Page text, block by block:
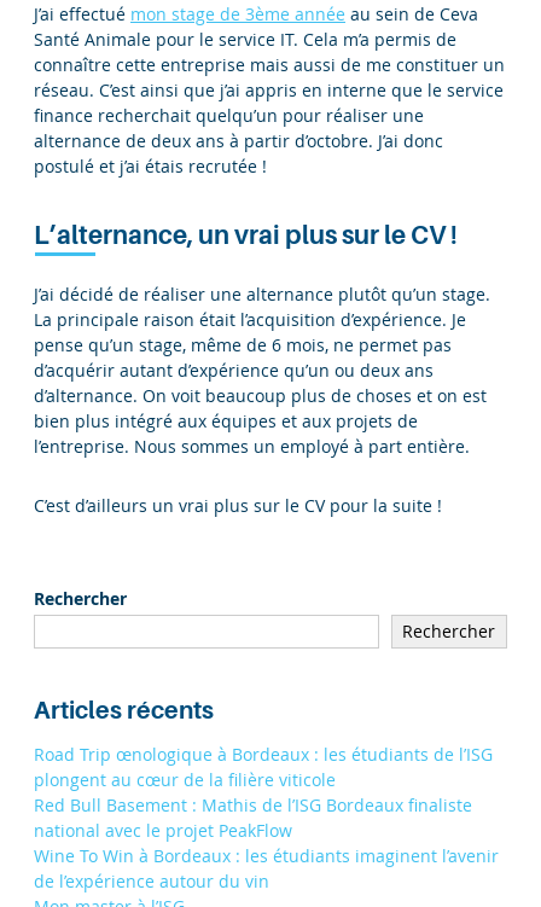
J’ai effectué mon stage de 3ème année au sein de Ceva
Santé Animale pour le service IT. Cela m’a permis de
connaître cette entreprise mais aussi de me constituer un
réseau. C’est ainsi que j’ai appris en interne que le service
finance recherchait quelqu’un pour réaliser une
alternance de deux ans à partir d’octobre. J’ai donc
postulé et j’ai étais recrutée !
L’alternance, un vrai plus sur le CV !
J’ai décidé de réaliser une alternance plutôt qu’un stage.
La principale raison était l’acquisition d’expérience. Je
pense qu’un stage, même de 6 mois, ne permet pas
d’acquérir autant d’expérience qu’un ou deux ans
d’alternance. On voit beaucoup plus de choses et on est
bien plus intégré aux équipes et aux projets de
l’entreprise. Nous sommes un employé à part entière.
C’est d’ailleurs un vrai plus sur le CV pour la suite !
Rechercher
Rechercher
Articles récents
Road Trip œnologique à Bordeaux : les étudiants de l’ISG
plongent au cœur de la filière viticole
Red Bull Basement : Mathis de l’ISG Bordeaux finaliste
national avec le projet PeakFlow
Wine To Win à Bordeaux : les étudiants imaginent l’avenir
de l’expérience autour du vin